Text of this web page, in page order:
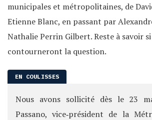
municipales et métropolitaines, de
Etienne Blanc, en passant par
Nathalie Perrin Gilbert. Reste à savoir
contourneront la question.
Nous avons sollicité dès le 23
Passano, vice‐président de la